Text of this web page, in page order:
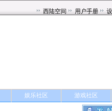
娱乐社区 游戏社区